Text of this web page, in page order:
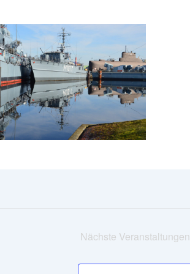
Nächste Veranstaltungen